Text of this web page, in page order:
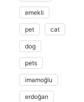
emekli
pet cat
dog
pets
imamoğlu
erdoğan